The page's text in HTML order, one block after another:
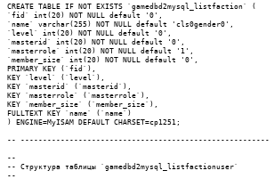
CREATE TABLE IF NOT EXISTS `gamedbd2mysql_listfaction` (
`fid` int(20) NOT NULL default '0',
`name` varchar(255) NOT NULL default 'cls0gender0',
`level` int(20) NOT NULL default '0',
`masterid` int(20) NOT NULL default '0',
`masterrole` int(20) NOT NULL default '1',
`member_size` int(20) NOT NULL default '0',
PRIMARY KEY (`fid`),
KEY `level` (`level`),
KEY `masterid` (`masterid`),
KEY `masterrole` (`masterrole`),
KEY `member_size` (`member_size`),
FULLTEXT KEY `name` (`name`)
) ENGINE=MyISAM DEFAULT CHARSET=cp1251;
-- --------------------------------------------------------
--
-- Структура таблицы `gamedbd2mysql_listfactionuser`
--